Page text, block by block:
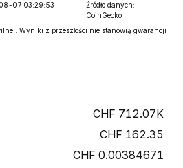
07 03:29:53
Źródło danych:
CoinGecko
Wyniki z przeszłości nie stanowią gwarancji
712.07K
162.35
0.00384671